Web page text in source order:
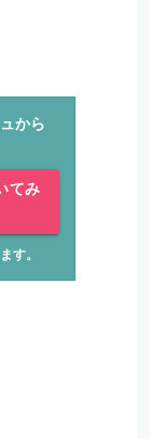
から
てみ
す。